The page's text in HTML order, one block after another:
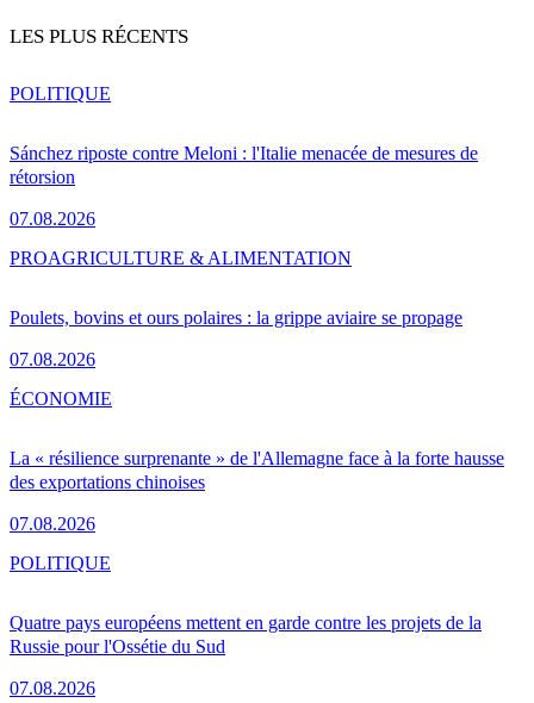
LES PLUS RÉCENTS
Sánchez riposte contre Meloni : l'Italie menacée de mesures de
rétorsion
07.08.2026
POLITIQUE
Poulets, bovins et ours polaires : la grippe aviaire se propage
07.08.2026
PROAGRICULTURE & ALIMENTATION
La « résilience surprenante » de l'Allemagne face à la forte hausse
des exportations chinoises
07.08.2026
ÉCONOMIE
Quatre pays européens mettent en garde contre les projets de la
Russie pour l'Ossétie du Sud
07.08.2026
POLITIQUE